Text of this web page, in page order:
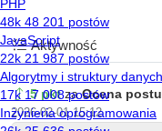
Aktywność
5 pktzaOcena postu
2026-02-01 15:12